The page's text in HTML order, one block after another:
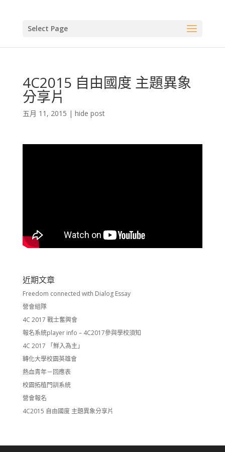
Select Page
4C2015 自由國度 主題異象
分享片
五月 11, 2015 | hide post
近期文章
Freedom connected with Dialog Essay
營會組隊
4C 2017 戰士奮興會
報名系統player info – 4C2017參與學校須知
4C 2017 「鮮入為主」
轉化大學校園英雄會
熱血青年－回應表
校園拓植門訓系統
營會報名
4C2015 自由國度 主題異象分享片